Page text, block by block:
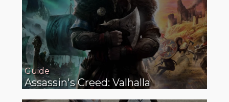
Guide
Assassin's Creed: Valhalla